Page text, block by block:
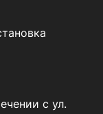
с ул.